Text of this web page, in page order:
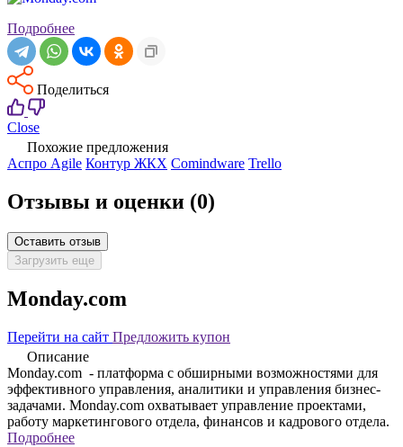
Подробнее
Поделиться
Close
Похожие предложения
Аспро Agile Контур ЖКХ Comindware Trello
Отзывы и оценки (0)
Оставить отзыв
Загрузить еще
Monday.com
Перейти на сайт Предложить купон
Описание
Monday.com - платформа с обширными возможностями для
эффективного управления, аналитики и управления бизнес-
задачами. Monday.com охватывает управление проектами,
работу маркетингового отдела, финансов и кадрового отдела.
Подробнее